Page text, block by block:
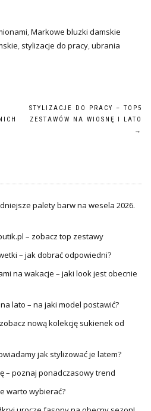
,Markowe bluzki damskie
, stylizacje do pracy,ubrania
STYLIZACJE DO PRACY – TOP5
ZESTAWÓW NA WIOSNĘ I LATO
→
palety barw na wesela 2026.
– zobacz top zestawy
– jak dobrać odpowiedni?
na wakacje – jaki look jest obecnie
lato – na jaki model postawić?
nową kolekcję sukienek od
jak stylizować je latem?
– poznaj ponadczasowy trend
warto wybierać?